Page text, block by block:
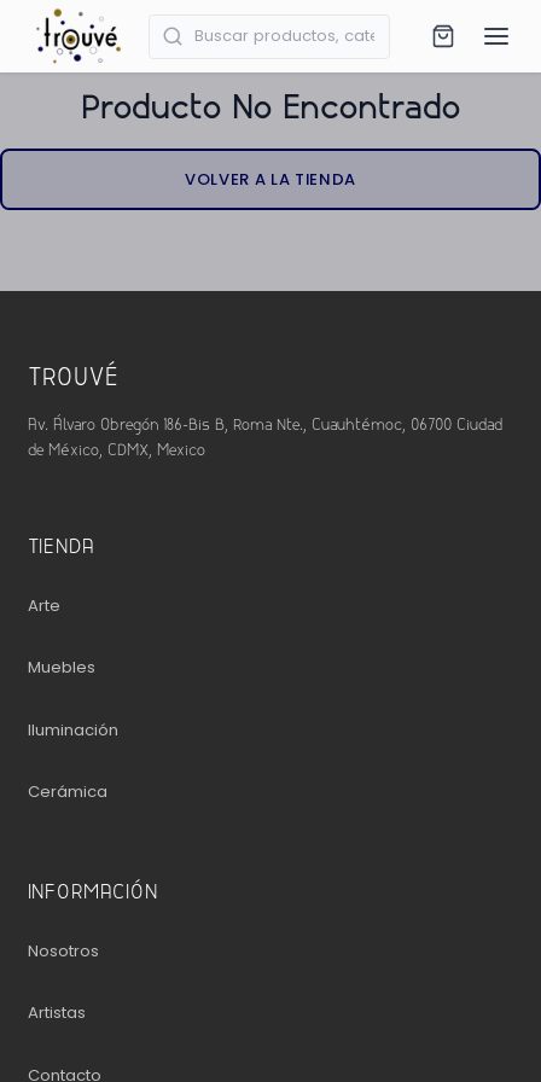
Producto No Encontrado
VOLVER A LA TIENDA
TROUVÉ
Av. Álvaro Obregón 186-Bis B, Roma Nte., Cuauhtémoc, 06700 Ciudad
de México, CDMX, Mexico
TIENDA
Arte
Muebles
Iluminación
Cerámica
INFORMACIÓN
Nosotros
Artistas
Contacto